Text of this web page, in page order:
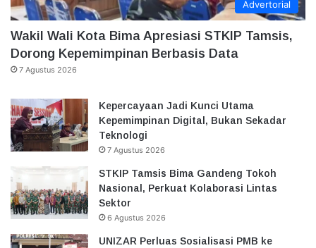
Advertorial
Wakil Wali Kota Bima Apresiasi STKIP Tamsis,
Dorong Kepemimpinan Berbasis Data
7 Agustus 2026
Kepercayaan Jadi Kunci Utama
Kepemimpinan Digital, Bukan Sekadar
Teknologi
7 Agustus 2026
STKIP Tamsis Bima Gandeng Tokoh
Nasional, Perkuat Kolaborasi Lintas
Sektor
6 Agustus 2026
UNIZAR Perluas Sosialisasi PMB ke